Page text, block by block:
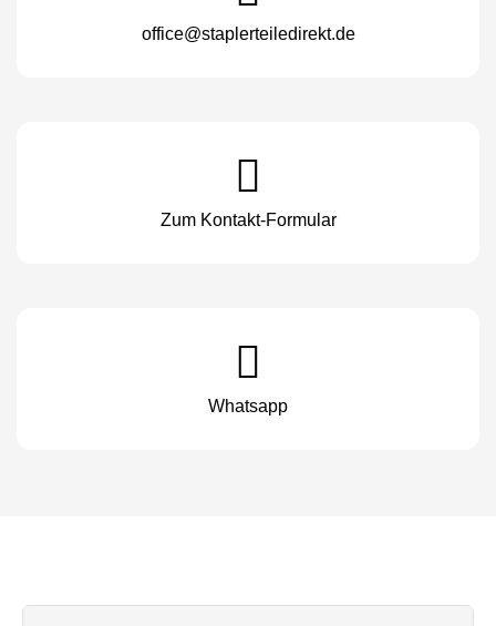
office@staplerteiledirekt.de
Zum Kontakt-Formular
Whatsapp